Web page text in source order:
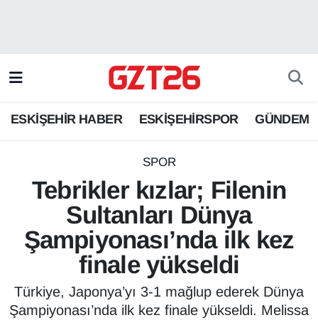
ESKİŞEHİR HABER ESKİŞEHİRSPOR GÜNDEM
SPOR
Tebrikler kızlar; Filenin
Sultanları Dünya
Şampiyonası’nda ilk kez
finale yükseldi
Türkiye, Japonya’yı 3-1 mağlup ederek Dünya
Şampiyonası’nda ilk kez finale yükseldi. Melissa
ESKİŞEHİRSPOR
GÜNDEM
Odunpazarı Trafik Yoğunluk Haritası
Süper Lig Puan Durumu ve Fikstür
Son Dakika Haberleri
Haber Arşivi